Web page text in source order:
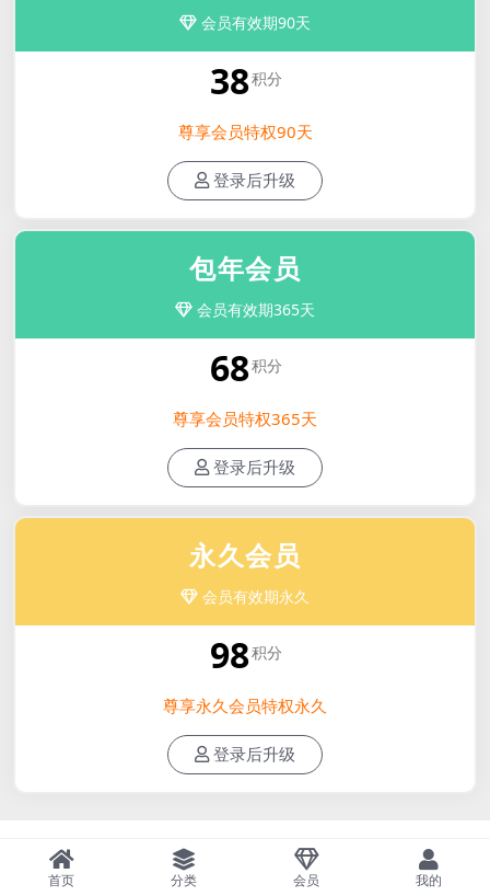
会员有效期90天
38积分
尊享会员特权90天
登录后升级
包年会员
会员有效期365天
68积分
尊享会员特权365天
登录后升级
永久会员
会员有效期永久
98积分
尊享永久会员特权永久
登录后升级
首页 分类 会员 我的